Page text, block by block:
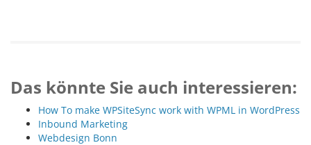
Das könnte Sie auch interessieren:
How To make WPSiteSync work with WPML in WordPress
Inbound Marketing
Webdesign Bonn